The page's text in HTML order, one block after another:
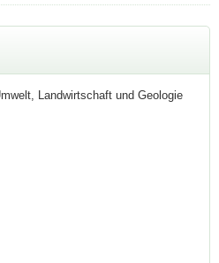
Landwirtschaft und Geologie